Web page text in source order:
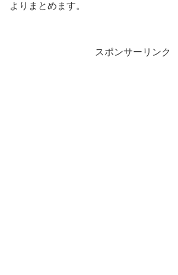
よりまとめます。
スポンサーリンク